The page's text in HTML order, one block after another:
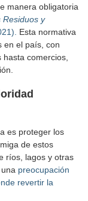
manera obligatoria
Residuos y
Esta normativa
en el país, con
comercios,
es proteger los
de estos
ríos, lagos y otras
preocupación
revertir la